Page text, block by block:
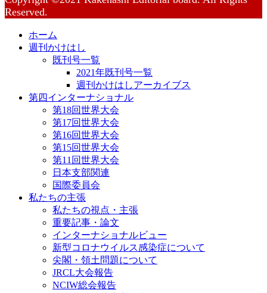
Reserved.
ホーム
週刊かけはし
既刊号一覧
2021年既刊号一覧
週刊かけはしアーカイブス
第四インターナショナル
第18回世界大会
第17回世界大会
第16回世界大会
第15回世界大会
第11回世界大会
日本支部関連
国際委員会
私たちの主張
私たちの視点・主張
重要記事・論文
インターナショナルビュー
新型コロナウイルス感染症について
尖閣・領土問題について
JRCL大会報告
NCIW総会報告